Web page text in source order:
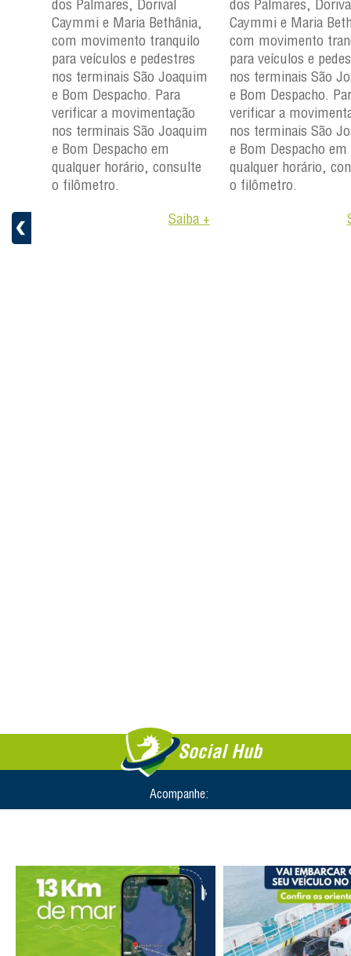
+
dos Palmares, Dorival
Caymmi e Maria Bethânia,
com movimento tranquilo
para veículos e pedestres
nos terminais São Joaquim
e Bom Despacho. Para
verificar a movimentação
nos terminais São Joaquim
e Bom Despacho em
qualquer horário, consulte
o filômetro.
Saiba +
dos Palmares,
Caymmi e Maria
com movimento
para veículos e
nos terminais São
e Bom Despacho.
verificar a
nos terminais São
e Bom Despacho em
qualquer horário,
o filômetro.
Social Hub
Acompanhe: